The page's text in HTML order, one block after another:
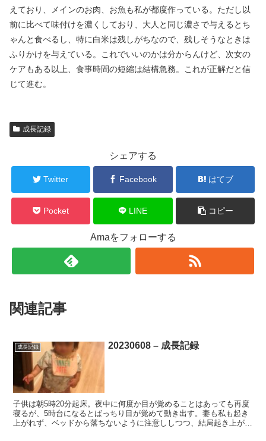
えており、メインのお肉、お魚も私が都度作っている。ただし以
前に比べて味付けを濃くしており、大人と同じ濃さで与えるとち
ゃんと食べるし、特に白米は残しがちなので、残しそうなときは
ふりかけを与えている。これでいいのかは分からんけど、次女の
ケアもある以上、食事時間の短縮は結構急務。これが正解だと信
じて進む。
成長記録
シェアする
Twitter Facebook はてブ
Pocket LINE コピー
Amaをフォローする
関連記事
成長記録 20230608 – 成長記録
子供は朝5時20分起床。夜中に何度か目が覚めることはあっても再度
寝るが、5時台になるとばっちり目が覚めて動き出す。妻も私も起き
上がれず、ベッドから落ちないように注意ししつつ、結局起き上がる